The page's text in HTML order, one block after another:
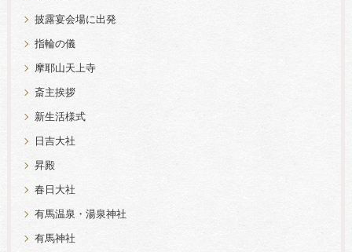
披露宴会場に出発
指輪の儀
摩耶山天上寺
斎主挨拶
新生活様式
日吉大社
昇殿
春日大社
有馬温泉・湯泉神社
有馬神社